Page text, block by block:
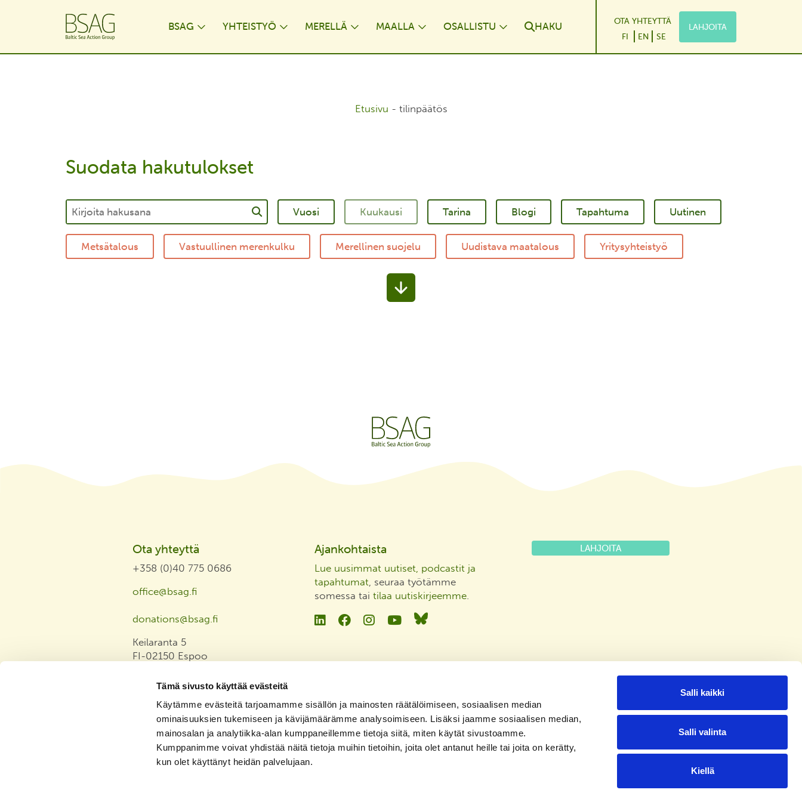
Tämä sivusto käyttää evästeitä
Käytämme evästeitä tarjoamamme sisällön ja mainosten räätälöimiseen, sosiaalisen median
ominaisuuksien tukemiseen ja kävijämäärämme analysoimiseen. Lisäksi jaamme sosiaalisen median,
mainosalan ja analytiikka-alan kumppaneillemme tietoja siitä, miten käytät sivustoamme.
Kumppanimme voivat yhdistää näitä tietoja muihin tietoihin, joita olet antanut heille tai joita on kerätty,
kun olet käyttänyt heidän palvelujaan.
Salli kaikki
Salli valinta
Kiellä
BSAG YHTEISTYÖ MERELLÄ MAALLA OSALLISTU
Toggle Dropdown
HAKU
FI EN SE
OTA YHTEYTTÄ
LAHJOITA
Etusivu - tilinpäätös
Suodata hakutulokset
Tarina Blogi Tapahtuma Uutinen
Metsätalous Vastuullinen merenkulku Merellinen suojelu Uudistava maatalous Yritysyhteistyö
Ota yhteyttä
+358 (0)40 775 0686
office@bsag.fi
donations@bsag.fi
Keilaranta 5
FI-02150 Espoo
Tietosuojaseloste
Tasa-arvo ja yhdenvertaisuus
julkilausuma
Ajankohtaista
Lue uusimmat uutiset, podcastit ja
tapahtumat , seuraa työtämme
somessa taitilaa uutiskirjeemme
LinkedinFacebookInstagramYouTubeBluesky
LAHJOITA